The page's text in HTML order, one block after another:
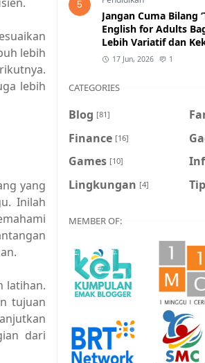
lebih
lebih
yang
Inilah
latihan.
tujuan
dari
5
Jangan Cuma Bilang
English for Adults
Lebih Variatif dan
17 Jun, 2026 1
CATEGORIES
Blog [81]
Finance [16]
Games [10]
Lingkungan [4]
MEMBER OF: